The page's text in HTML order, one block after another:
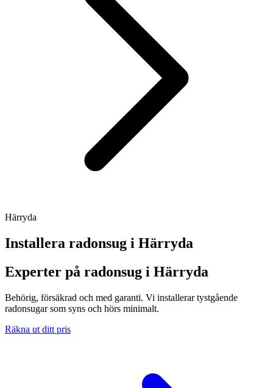
Härryda
Installera radonsug i Härryda
Experter på radonsug i Härryda
Behörig, försäkrad och med garanti. Vi installerar tystgående
radonsugar som syns och hörs minimalt.
Räkna ut ditt pris